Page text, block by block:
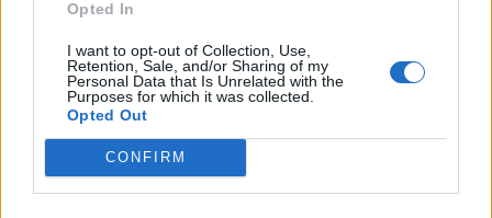
Opted In
I want to opt-out of Collection, Use,
Retention, Sale, and/or Sharing of my
Personal Data that Is Unrelated with the
Purposes for which it was collected.
Opted Out
CONFIRM
ΡΟΗ ΕΙΔΗΣΕΩΝ